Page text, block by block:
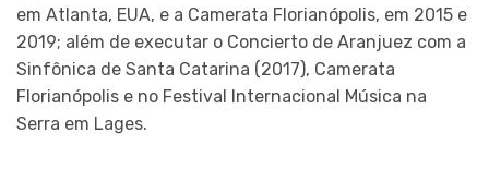
em Atlanta, EUA, e a Camerata Florianópolis, em 2015 e
2019; além de executar o Concierto de Aranjuez com a
Sinfônica de Santa Catarina (2017), Camerata
Florianópolis e no Festival Internacional Música na
Serra em Lages.